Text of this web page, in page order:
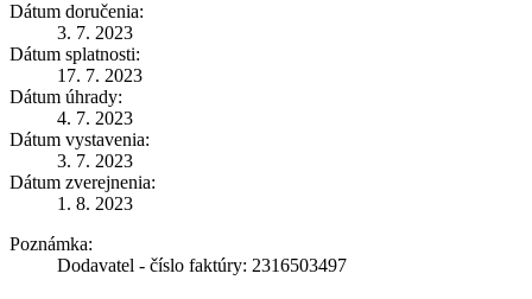
Dátum doručenia:
3. 7. 2023
Dátum splatnosti:
17. 7. 2023
Dátum úhrady:
4. 7. 2023
Dátum vystavenia:
3. 7. 2023
Dátum zverejnenia:
1. 8. 2023
Poznámka:
Dodavatel - číslo faktúry: 2316503497